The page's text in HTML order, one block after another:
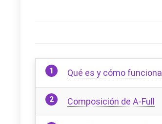
Qué es y cómo funciona
Composición de A-Full